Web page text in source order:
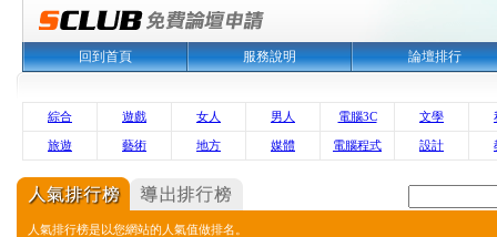
回到首頁 服務說明 論壇排行
綜合 遊戲 女人 男人 電腦3C 文學
旅遊 藝術 地方 媒體 電腦程式 設計
人氣排行榜是以您網站的人氣值做排名。